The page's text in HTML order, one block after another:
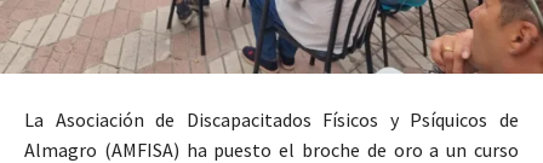
La Asociación de Discapacitados Físicos y Psíquicos de
Almagro (AMFISA) ha puesto el broche de oro a un curso